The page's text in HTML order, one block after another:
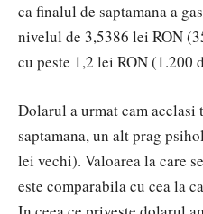
ca finalul de saptamana a
nivelul de 3,5386 lei RON
cu peste 1,2 lei RON (1.200
Dolarul a urmat cam acelasi
saptamana, un alt prag
lei vechi). Valoarea la care
este comparabila cu cea la